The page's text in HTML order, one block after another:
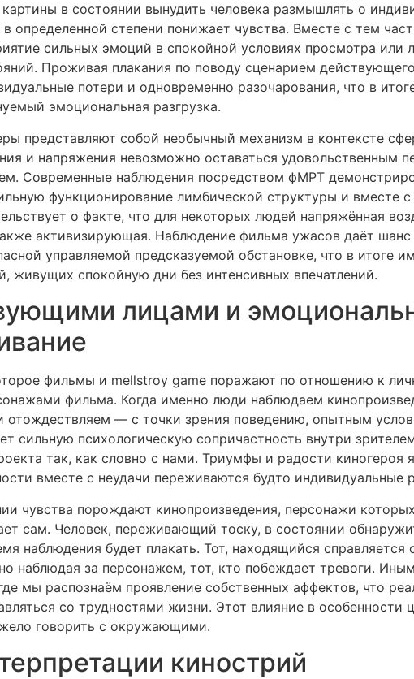
в состоянии вынудить человека размышлять о
определенной степени понижает чувства. Вместе с тем
сильных эмоций в спокойной условиях просмотра или
Проживая плакания по поводу сценарием
потери и одновременно разочарования, что в
эмоциональная разгрузка.
представляют собой необычный механизм в контексте
и напряжения невозможно оставаться удовольственным
Современные наблюдения посредством фМРТ
функционирование лимбической структуры и вместе с
о факте, что для некоторых людей напряжённая
активизирующая. Наблюдение фильма ужасов даёт
управляемой предсказуемой обстановке, что в итоге
живущих спокойную дни без интенсивных впечатлений.
лицами и
фильмы и mellstroy game поражают по отношению к
фильма. Когда именно люди наблюдаем
отождествляем — с точки зрения поведению, опытным
сильную психологическую сопричастность внутри
так, как словно с нами. Триумфы и радости киногероя
вместе с неудачи переживаются будто индивидуальные
чувства порождают кинопроизведения, персонажи
сам. Человек, переживающий тоску, в состоянии
наблюдения будет плакать. Тот, находящийся
наблюдая за персонажем, тот, кто побеждает тревоги.
мы распознаём проявление собственных аффектов, что
со трудностями жизни. Этот влияние в особенности
говорить с окружающими.
кинострий